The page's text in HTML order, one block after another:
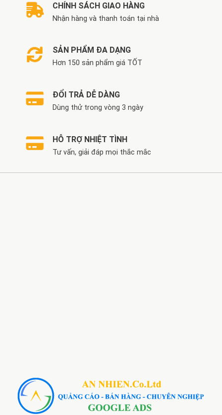
CHÍNH SÁCH GIAO HÀNG
Nhận hàng và thanh toán tại nhà
SẢN PHẨM ĐA DẠNG
Hơn 150 sản phẩm giá TỐT
ĐỔI TRẢ DỄ DÀNG
Dùng thử trong vòng 3 ngày
HỖ TRỢ NHIỆT TÌNH
Tư vấn, giải đáp mọi thắc mắc